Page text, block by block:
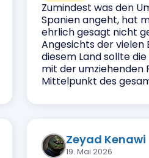
Zumindest was den
Spanien angeht, hat
ehrlich gesagt nicht
Angesichts der vielen
diesem Land sollte
mit der umziehenden
Mittelpunkt des
Zeyad Kenawi
19. Mai 2026